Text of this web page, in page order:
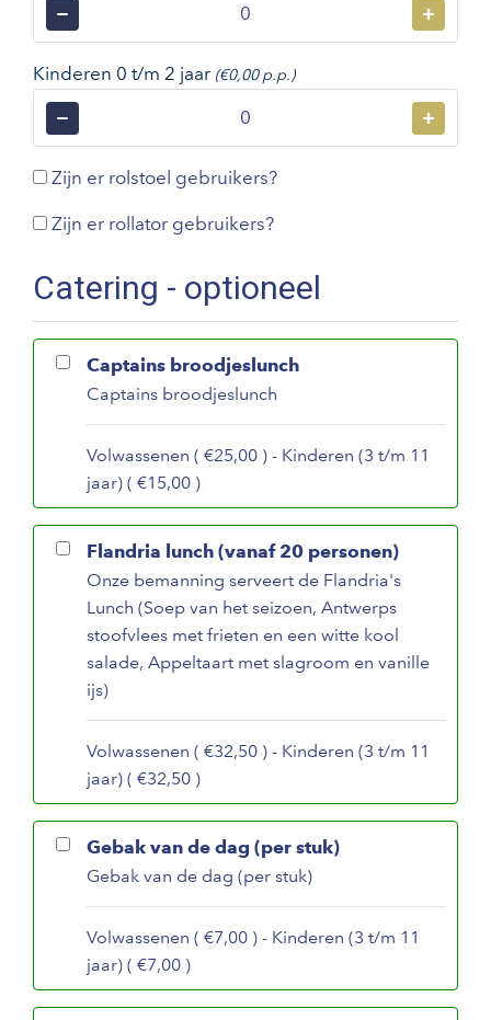
− +
Kinderen 0 t/m 2 jaar (€0,00 p.p.)
− +
Zijn er rolstoel gebruikers?
Zijn er rollator gebruikers?
Catering - optioneel
Captains broodjeslunch
Captains broodjeslunch
Volwassenen ( €25,00 ) - Kinderen (3 t/m 11
jaar) ( €15,00 )
Flandria lunch (vanaf 20 personen)
Onze bemanning serveert de Flandria's
Lunch (Soep van het seizoen, Antwerps
stoofvlees met frieten en een witte kool
salade, Appeltaart met slagroom en vanille
ijs)
Volwassenen ( €32,50 ) - Kinderen (3 t/m 11
jaar) ( €32,50 )
Gebak van de dag (per stuk)
Gebak van de dag (per stuk)
Volwassenen ( €7,00 ) - Kinderen (3 t/m 11
jaar) ( €7,00 )